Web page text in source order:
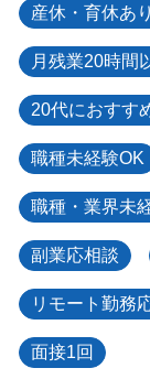
産休・育休あり
月残業20時間
20代におすす
職種未経験OK
職種・業界未
副業応相談
リモート勤務
面接1回